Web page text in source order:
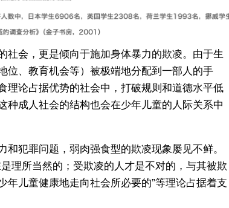
社会，更是倾向于施加身体暴力的欺凌。由于生
位、教育机会等）被极端地分配到一部人的手
理论占据优势的社会中，打破规则和道德水平低
种成人社会的结构也会在少年儿童的人际关系中
犯罪问题，弱肉强食型的欺凌现象屡见不鲜。
理所当然的；受欺凌的人才是不对的，与其被欺
年儿童健康地走向社会所必要的”等理论占据着支